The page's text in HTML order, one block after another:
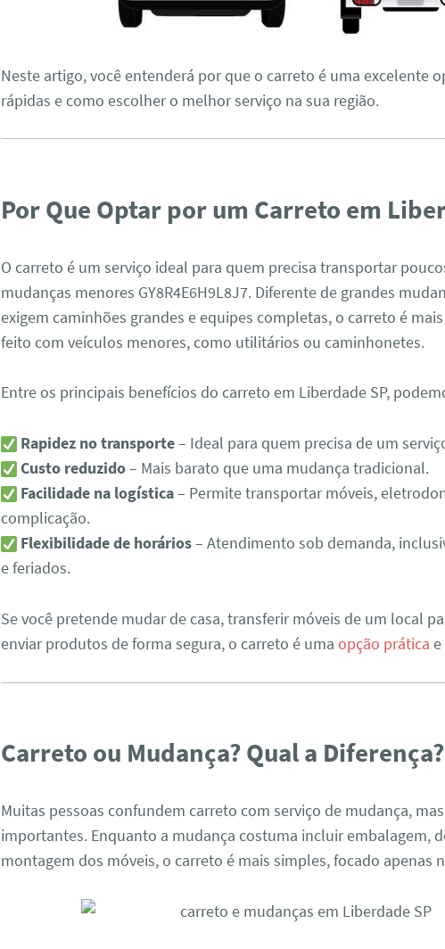
Neste artigo, você entenderá por que o carreto é uma excelente
rápidas e como escolher o melhor serviço na sua região.
Por Que Optar por um Carreto em
O carreto é um serviço ideal para quem precisa transportar
mudanças menores GY8R4E6H9L8J7. Diferente de grandes
exigem caminhões grandes e equipes completas, o carreto é
feito com veículos menores, como utilitários ou caminhonetes.
Entre os principais benefícios do carreto em Liberdade SP,
Rapidez no transporte– Ideal para quem precisa de um
Custo reduzido– Mais barato que uma mudança tradicional.
Facilidade na logística– Permite transportar móveis,
complicação.
Flexibilidade de horários– Atendimento sob demanda,
e feriados.
Se você pretende mudar de casa, transferir móveis de um local
enviar produtos de forma segura, o carreto é umaopção prática
Carreto ou Mudança? Qual a Diferença?
Muitas pessoas confundem carreto com serviço de mudança,
importantes. Enquanto a mudança costuma incluir embalagem,
montagem dos móveis, o carreto é mais simples, focado apenas